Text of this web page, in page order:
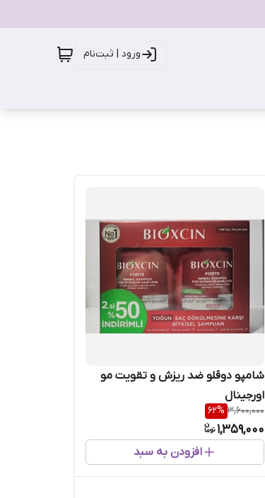
ورود | ثبت‌نام
شامپو دوقلو ضد ریزش و تقویت مو
اورجینال
3,600,000
62%
1,359,000
افزودن به سبد